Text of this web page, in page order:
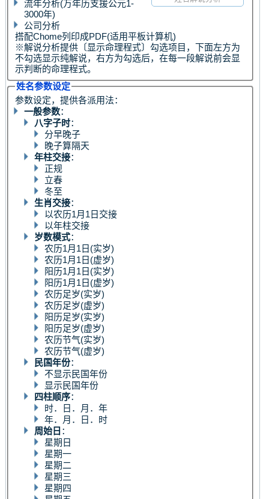
流年分析(万年历支援公元1-
3000年)
公司分析
搭配Chome列印成PDF(适用平板计算机)
※解说分析提供〔显示命理程式〕勾选项目，下面左方为
不勾选显示纯解说，右方为勾选后，在每一段解说前会显
示判断的命理程式。
姓名参数设定
参数设定，提供各派用法：
一般参数：
八字子时：
分早晚子
晚子算隔天
年柱交接：
正规
立春
冬至
生肖交接：
以农历1月1日交接
以年柱交接
岁数模式：
农历1月1日(实岁)
农历1月1日(虚岁)
阳历1月1日(实岁)
阳历1月1日(虚岁)
农历足岁(实岁)
农历足岁(虚岁)
阳历足岁(实岁)
阳历足岁(虚岁)
农历节气(实岁)
农历节气(虚岁)
民国年份：
不显示民国年份
显示民国年份
四柱顺序：
时．日．月．年
年．月．日．时
周始日 ：
星期日
星期一
星期二
星期三
星期四